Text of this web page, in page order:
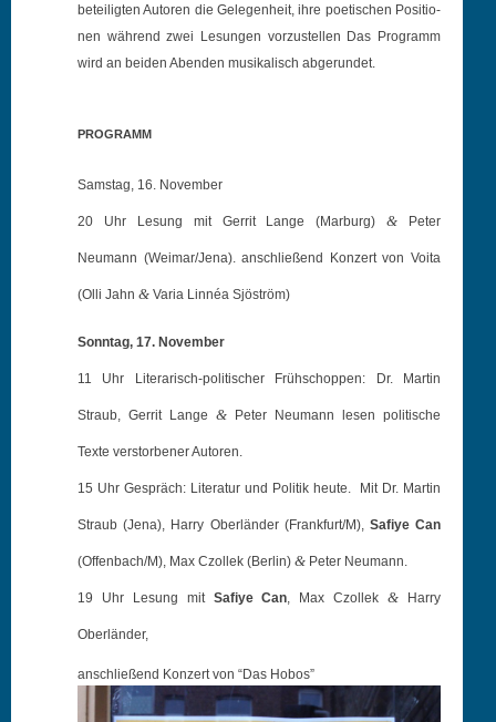
beteiligten Autoren die Gele­gen­heit, ihre poet­is­chen Posi­tio­
nen während zwei Lesun­gen vorzustellen Das Pro­gramm
wird an bei­den Aben­den musikalisch abgerundet.
PROGRAMM
Samstag, 16. November
20 Uhr Lesung mit Gerrit Lange (Marburg)& Peter
Neumann (Weimar/Jena). anschließend Konzert von Voita
(Olli Jahn & Varia Linnéa Sjöström)
Sonntag, 17. November
11 Uhr Literarisch-politischer Frühschoppen: Dr. Martin
Straub, Gerrit Lange & Peter Neumann lesen politische
Texte verstorbener Autoren.
15 Uhr Gespräch: Literatur und Politik heute. Mit Dr. Martin
Straub (Jena), Harry Oberländer (Frankfurt/M), Safiye Can
(Offenbach/M), Max Czollek (Berlin) & Peter Neumann.
19 Uhr Lesung mitSafiye Can, Max Czollek& Harry
Oberländer,
anschließend Konz­ert von “Das Hobos”